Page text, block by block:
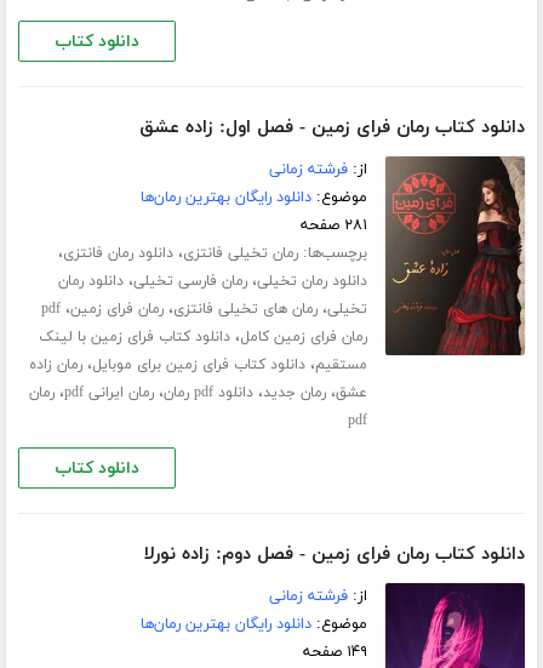
دانلود کتاب
دانلود کتاب رمان فرای زمین - فصل اول: زاده عشق
از:فرشته زمانی
موضوع:دانلود رایگان بهترین رمان‌ها
۲۸۱ صفحه
برچسب‌ها:رمان تخیلی فانتزی،دانلود رمان فانتزی،
دانلود رمان تخیلی،رمان فارسی تخیلی،دانلود رمان
تخیلی،رمان های تخیلی فانتزی،رمان فرای زمین،pdf
رمان فرای زمین کامل،دانلود کتاب فرای زمین با لینک
مستقیم،دانلود کتاب فرای زمین برای موبایل،رمان زاده
عشق،رمان جدید،دانلود pdf رمان ،رمان ایرانی pdf ،رمان
pdf
دانلود کتاب
دانلود کتاب رمان فرای زمین - فصل دوم: زاده نورلا
از:فرشته زمانی
موضوع:دانلود رایگان بهترین رمان‌ها
۱۴۹ صفحه